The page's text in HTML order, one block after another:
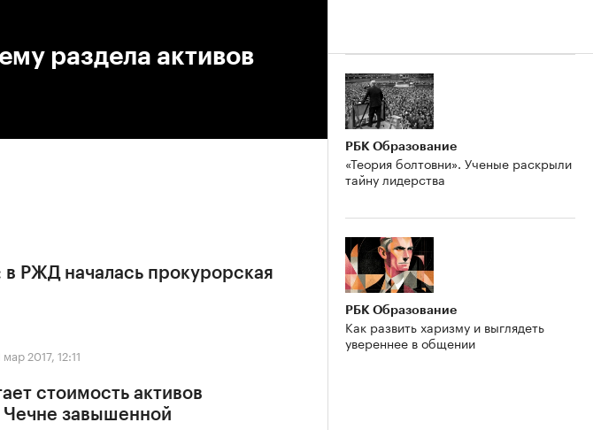
раздела активов
в РЖД началась прокурорская
мар 2017, 12:11
стоимость активов
Чечне завышенной
РБК Образование
«Теория болтовни». Ученые раскрыли
тайну лидерства
РБК Образование
Как развить харизму и выглядеть
увереннее в общении